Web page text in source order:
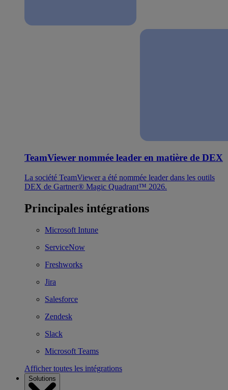
TeamViewer nommée leader en matière de DEX
La société TeamViewer a été nommée leader dans les outils
DEX de Gartner® Magic Quadrant™ 2026.
Principales intégrations
Microsoft Intune
ServiceNow
Freshworks
Jira
Salesforce
Zendesk
Slack
Microsoft Teams
Afficher toutes les intégrations
Solutions